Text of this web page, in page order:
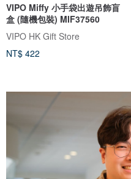
VIPO Miffy 小手袋出遊吊飾盲
盒 (隨機包裝) MIF37560
VIPO HK Gift Store
NT$ 422